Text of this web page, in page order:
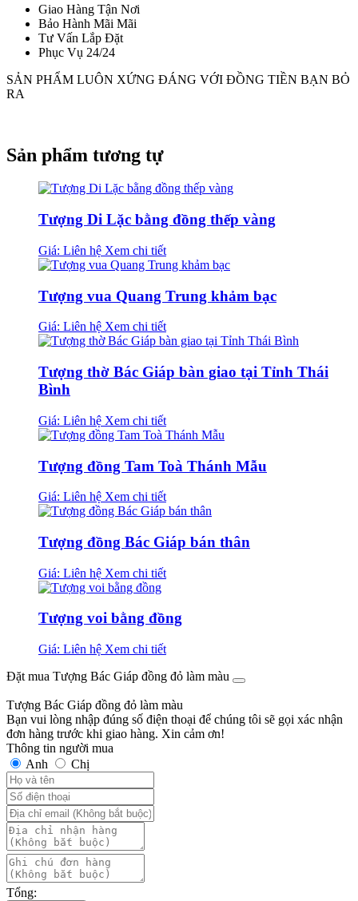
Giao Hàng Tận Nơi
Bảo Hành Mãi Mãi
Tư Vấn Lắp Đặt
Phục Vụ 24/24
SẢN PHẨM LUÔN XỨNG ĐÁNG VỚI ĐỒNG TIỀN BẠN BỎ
RA
Sản phẩm tương tự
Tượng Di Lặc bằng đồng thếp vàng
Giá: Liên hệ Xem chi tiết
Tượng vua Quang Trung khảm bạc
Giá: Liên hệ Xem chi tiết
Tượng thờ Bác Giáp bàn giao tại Tỉnh Thái
Bình
Giá: Liên hệ Xem chi tiết
Tượng đồng Tam Toà Thánh Mẫu
Giá: Liên hệ Xem chi tiết
Tượng đồng Bác Giáp bán thân
Giá: Liên hệ Xem chi tiết
Tượng voi bằng đồng
Giá: Liên hệ Xem chi tiết
Đặt mua Tượng Bác Giáp đồng đỏ làm màu
Tượng Bác Giáp đồng đỏ làm màu
Bạn vui lòng nhập đúng số điện thoại để chúng tôi sẽ gọi xác nhận
đơn hàng trước khi giao hàng. Xin cảm ơn!
Thông tin người mua
Anh
Chị
Tổng: